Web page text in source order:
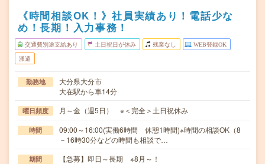
《時間相談OK！》社員実績あり！電話少な
め！長期！入力事務！
交通費別途支給あり 土日祝日が休み 残業なし WEB登録OK
派遣
勤務地
大分県大分市
大在駅から車14分
曜日頻度 月～金（週5日） ※＜完全＞土日祝休み
時間
09:00～16:00(実働6時間 休憩1時間)※時間の相談OK（8
－16時30分などの時間も相談で…
期間 【急募】即日～長期 ※8月～！